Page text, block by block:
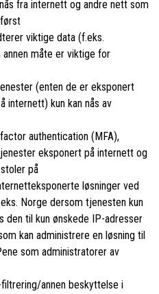
fra internett og andre nett som
viktige data (f.eks.
måte er viktige for
(enten de er eksponert
internett) kun kan nås av
authentication (MFA),
eksponert på internett og
på
løsninger ved
Norge dersom tjenesten kun
den til kun ønskede IP-adresser
kan administrere en løsning til
som administratorer av
annen beskyttelse i